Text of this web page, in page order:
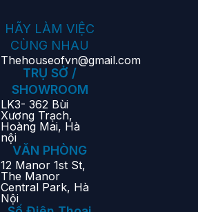
HÃY LÀM VIỆC
CÙNG NHAU
Thehouseofvn@gmail.com
TRỤ SỞ /
SHOWROOM
LK3- 362 Bùi
Xương Trạch,
Hoàng Mai, Hà
nội
VĂN PHÒNG
12 Manor 1st St,
The Manor
Central Park, Hà
Nội